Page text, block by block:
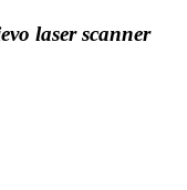
laser scanner